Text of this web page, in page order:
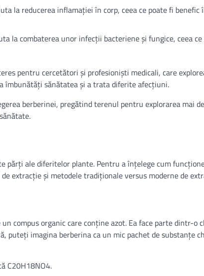
la reducerea inflamației în corp, ceea ce poate fi
la combaterea unor infecții bacteriene și fungice, ceea
pentru cercetători și profesioniști medicali, care
îmbunătăți sănătatea și a trata diferite afecțiuni.
berberinei, pregătind terenul pentru explorarea mai
părți ale diferitelor plante. Pentru a înțelege cum
extracție și metodele tradiționale versus moderne de
compus organic care conține azot. Ea face parte dintr-o
puteți imagina berberina ca un mic pachet de substanțe
C20H18NO4.